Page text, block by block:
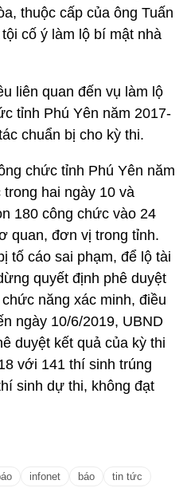
thuộc cấp của ông Tuấn
cố ý làm lộ bí mật nhà
liên quan đến vụ làm lộ
tỉnh Phú Yên năm 2017-
chuẩn bị cho kỳ thi.
chức tỉnh Phú Yên năm
hai ngày 10 và
180 công chức vào 24
quan, đơn vị trong tỉnh.
tố cáo sai phạm, để lộ tài
quyết định phê duyệt
năng xác minh, điều
ngày 10/6/2019, UBND
duyệt kết quả của kỳ thi
với 141 thí sinh trúng
sinh dự thi, không đạt
infonet báo
tin tức